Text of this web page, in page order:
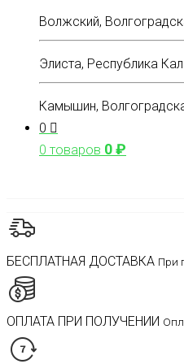
Волжский,
Элиста, Республика
Камышин,
0
0 товаров 0₽
БЕСПЛАТНАЯ ДОСТАВКА При
ОПЛАТА ПРИ ПОЛУЧЕНИИ